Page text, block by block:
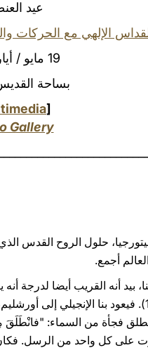
عيد
الإلهي مع الحركات
19 مايو / أيار 2013
بساحة
[
Gallery
حلول الروح القدس
أجمع.
بيد أنه القريب أيضا لدرجة
الذي سمعناه (2، 1- 11). فيعود بنا
انطلق فجأة من السماء:
على كل واحد من الرسل.